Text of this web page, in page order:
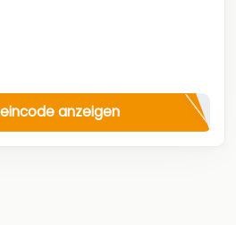
anzeigen